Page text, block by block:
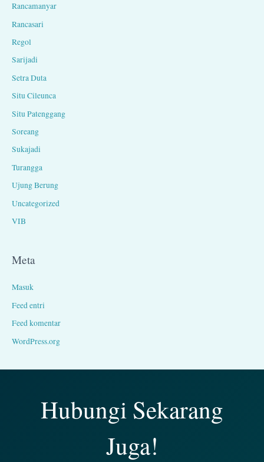
Rancamanyar
Rancasari
Regol
Sarijadi
Setra Duta
Situ Cileunca
Situ Patenggang
Soreang
Sukajadi
Turangga
Ujung Berung
Uncategorized
VIB
Meta
Masuk
Feed entri
Feed komentar
WordPress.org
Hubungi Sekarang
Juga!